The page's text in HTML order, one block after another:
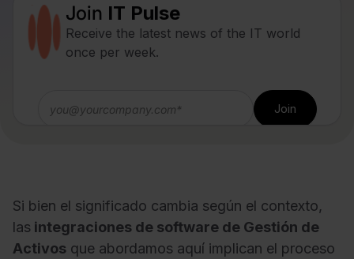
Join IT Pulse
Receive the latest news of the IT world
once per week.
Si bien el significado cambia según el contexto,
las integraciones de software de Gestión de
Activos que abordamos aquí implican el proceso